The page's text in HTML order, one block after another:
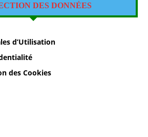
DES DONNÉES
d’Utilisation
des Cookies